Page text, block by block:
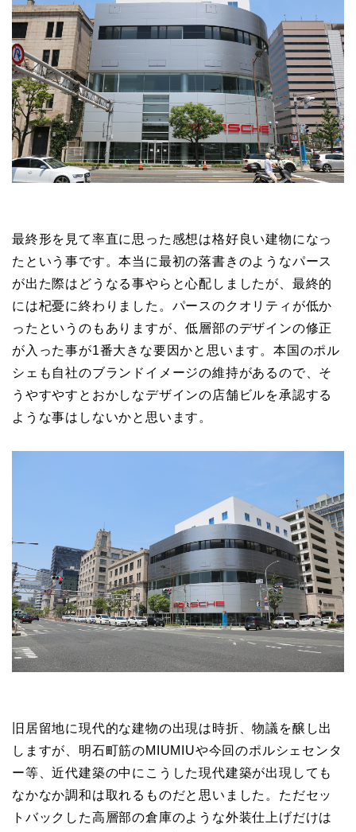
最終形を見て率直に思った感想は格好良い建物になっ
たという事です。本当に最初の落書きのようなパース
が出た際はどうなる事やらと心配しましたが、最終的
には杞憂に終わりました。パースのクオリティが低か
ったというのもありますが、低層部のデザインの修正
が入った事が1番大きな要因かと思います。本国のポル
シェも自社のブランドイメージの維持があるので、そ
うやすやすとおかしなデザインの店舗ビルを承認する
ような事はしないかと思います。
旧居留地に現代的な建物の出現は時折、物議を醸し出
しますが、明石町筋のMIUMIUや今回のポルシェセンタ
ー等、近代建築の中にこうした現代建築が出現しても
なかなか調和は取れるものだと思いました。ただセッ
トバックした高層部の倉庫のような外装仕上げだけは